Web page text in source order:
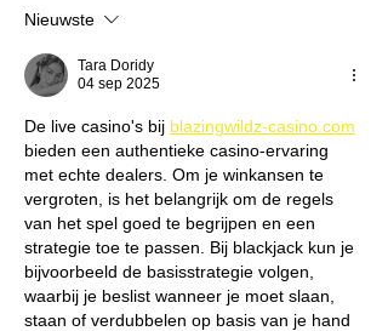
Nieuwste
Tara Doridy
04 sep 2025
De live casino's bij blazingwildz-casino.com
bieden een authentieke casino-ervaring
met echte dealers. Om je winkansen te
vergroten, is het belangrijk om de regels
van het spel goed te begrijpen en een
strategie toe te passen. Bij blackjack kun je
bijvoorbeeld de basisstrategie volgen,
waarbij je beslist wanneer je moet slaan,
staan of verdubbelen op basis van je hand